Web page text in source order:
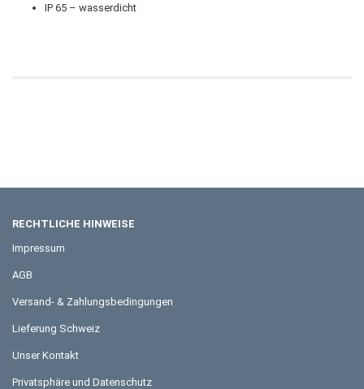
IP 65 – wasserdicht
RECHTLICHE HINWEISE
Impressum
AGB
Versand- & Zahlungsbedingungen
Lieferung Schweiz
Unser Kontakt
Privatsphäre und Datenschutz